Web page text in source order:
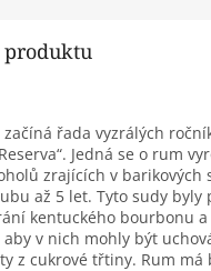
řada vyzrálých
Jedná se o rum
zrajících v barikových
až 5 let. Tyto sudy byly
kentuckého bourbonu
v nich mohly být
z cukrové třtiny. Rum má